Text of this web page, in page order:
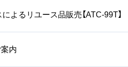
るリユース品販売【ATC-99T】
内